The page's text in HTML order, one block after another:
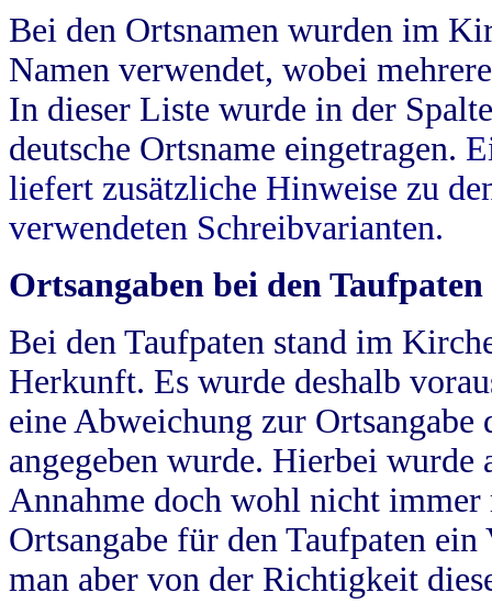
Bei den Ortsnamen wurden im
Namen verwendet, wobei
In dieser Liste wurde in der
deutsche Ortsname eingetragen.
liefert zusätzliche Hinweise zu
verwendeten Schreibvarianten.
Ortsangaben bei den Taufpaten
Bei den Taufpaten stand im
Herkunft. Es wurde deshalb
eine Abweichung zur
angegeben wurde. Hierbei wurde
Annahme doch wohl nicht
Ortsangabe für den Taufpaten
man aber von der Richtigkeit